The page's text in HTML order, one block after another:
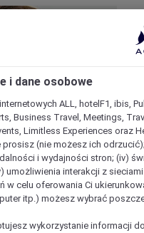
i dane osobowe
ALL, hotelF1, ibis,
Business Travel, Meetings,
Limitless Experiences oraz
prosisz (nie możesz ich
i wydajności stron; (iv)
umożliwienia interakcji z
w celu oferowania Ci
itp.) możesz wybrać
wykorzystanie informacji